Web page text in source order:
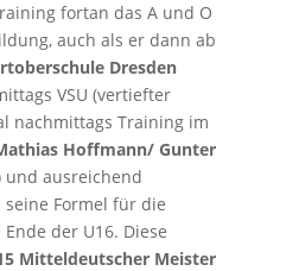
fortan das A und O
auch als er dann ab
Dresden
VSU (vertiefter
nachmittags Training im
Hoffmann/ Gunter
und ausreichend
seine Formel für die
der U16. Diese
Mitteldeutscher Meister